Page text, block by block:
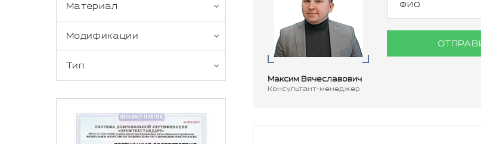
Материал
Модификации
Тип
Максим Вячеславович
Консультант-менеджер